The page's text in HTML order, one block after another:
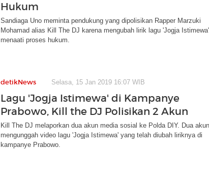
Hukum
Sandiaga Uno meminta pendukung yang dipolisikan Rapper Marzuki
Mohamad alias Kill The DJ karena mengubah lirik lagu 'Jogja Istimewa'
menaati proses hukum.
detikNews Selasa, 15 Jan 2019 16:07 WIB
Lagu 'Jogja Istimewa' di Kampanye
Prabowo, Kill the DJ Polisikan 2 Akun
Kill The DJ melaporkan dua akun media sosial ke Polda DIY. Dua
mengunggah video lagu 'Jogja Istimewa' yang telah diubah liriknya di
kampanye Prabowo.